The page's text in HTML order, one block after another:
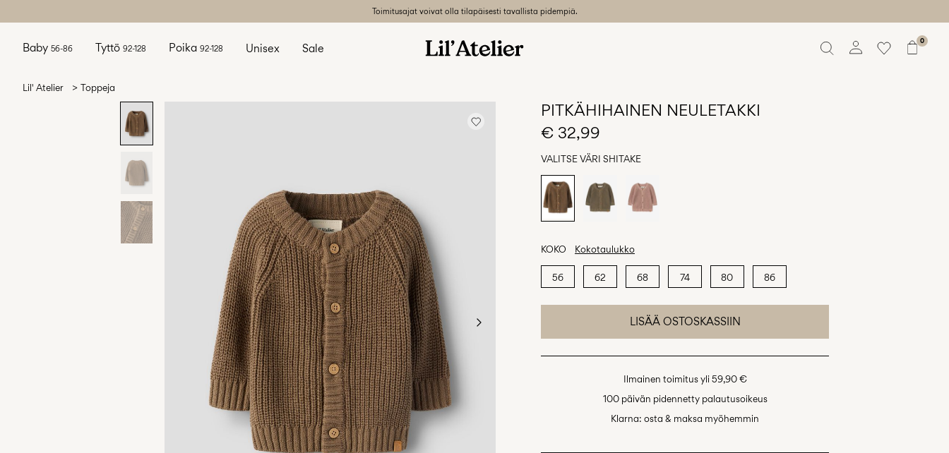
Toimitusajat voivat olla tilapäisesti tavallista pidempiä.
0
Baby 56-86 Tyttö 92-128 Poika 92-128 Unisex Sale
Lil' Atelier Toppeja
PITKÄHIHAINEN NEULETAKKI
€ 32,99
VALITSE VÄRI SHITAKE
KOKO Kokotaulukko
56 62 68 74 80 86
LISÄÄ OSTOSKASSIIN
Ilmainen toimitus yli 59,90 €
100 päivän pidennetty palautusoikeus
Klarna: osta & maksa myöhemmin